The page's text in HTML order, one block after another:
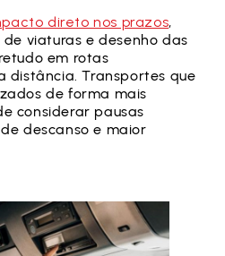
direto nos prazos,
viaturas e desenho das
em rotas
distância. Transportes que
de forma mais
considerar pausas
descanso e maior